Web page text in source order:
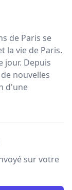
de Paris se
la vie de Paris.
jour. Depuis
nouvelles
d'une
sur votre